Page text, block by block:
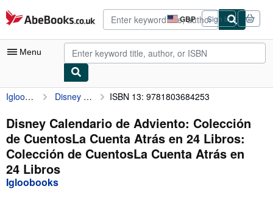
Skip to main content
AbeBooks.co.uk GBP
Site
shopping
preferences
Sign in
Menu
My Account
My Purchases
Sign Off
Advanced Search
Browse Collections
Igloobooks Disney Calendario de Adviento: Colección de CuentosLa Cuenta Atrás en 24 Libros: Colección de CuentosLa Cuenta Atrás en 24 Libros ISBN 13: 9781803684253
Disney Calendario de Adviento: Colección
de CuentosLa Cuenta Atrás en 24 Libros:
Colección de CuentosLa Cuenta Atrás en
24 Libros
Igloobooks